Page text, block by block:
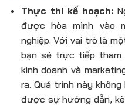
Thực thi kế hoạch:
được hòa mình vào
nghiệp. Với vai trò là
bạn sẽ trực tiếp tham
kinh doanh và
ra. Quá trình này
được sự hướng dẫn,